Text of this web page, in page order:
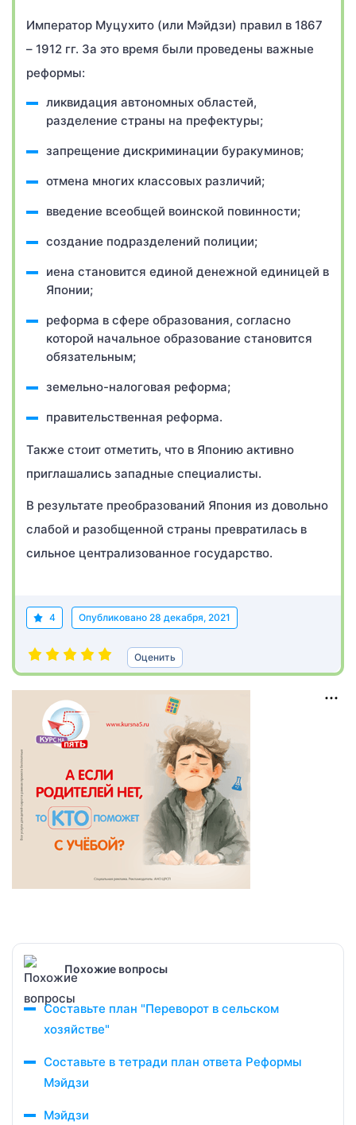
Император Муцухито (или Мэйдзи) правил в 1867
– 1912 гг. За это время были проведены важные
реформы:
ликвидация автономных областей,
разделение страны на префектуры;
запрещение дискриминации буракуминов;
отмена многих классовых различий;
введение всеобщей воинской повинности;
создание подразделений полиции;
иена становится единой денежной единицей в
Японии;
реформа в сфере образования, согласно
которой начальное образование становится
обязательным;
земельно-налоговая реформа;
правительственная реформа.
Также стоит отметить, что в Японию активно
приглашались западные специалисты.
В результате преобразований Япония из довольно
слабой и разобщенной страны превратилась в
сильное централизованное государство.
4 Опубликовано 28 декабря, 2021
Оценить
Похожие вопросы
Составьте план "Переворот в сельском
хозяйстве"
Составьте в тетради план ответа Реформы
Мэйдзи
Мэйдзи